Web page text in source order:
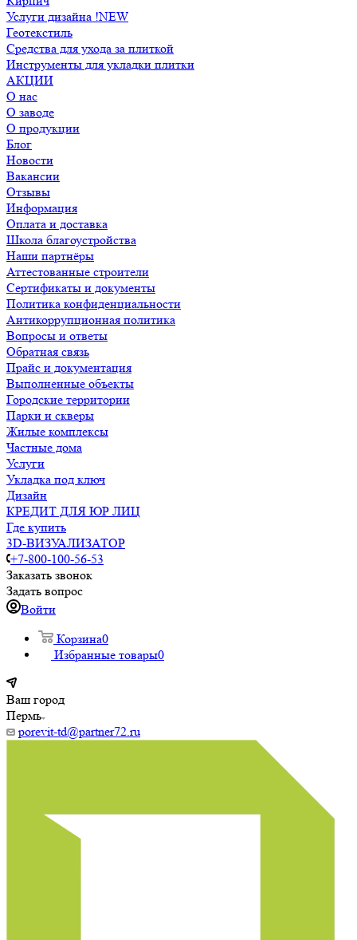
Услуги дизайна !NEW
Геотекстиль
Средства для ухода за плиткой
Инструменты для укладки плитки
АКЦИИ
О нас
О заводе
О продукции
Блог
Новости
Вакансии
Отзывы
Информация
Оплата и доставка
Школа благоустройства
Наши партнёры
Аттестованные строители
Сертификаты и документы
Политика конфиденциальности
Антикоррупционная политика
Вопросы и ответы
Обратная связь
Прайс и документация
Выполненные объекты
Городские территории
Парки и скверы
Жилые комплексы
Частные дома
Услуги
Укладка под ключ
Дизайн
КРЕДИТ ДЛЯ ЮР ЛИЦ
Где купить
3D-ВИЗУАЛИЗАТОР
+7-800-100-56-53
Заказать звонок
Задать вопрос
Войти
Корзина0
Избранные товары0
Ваш город
Пермь
porevit-td@partner72.ru